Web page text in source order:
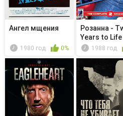
Ангел мщения
1980 год 0%
Розанна -
Years to Life
1988 год